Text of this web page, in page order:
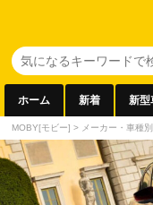
ホーム 新着 新型
MOBY[モビー] > メーカー・車種別